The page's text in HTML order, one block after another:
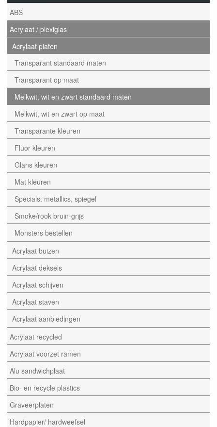
ABS
Acrylaat / plexiglas
Acrylaat platen
Transparant standaard maten
Transparant op maat
Melkwit, wit en zwart standaard maten
Melkwit, wit en zwart op maat
Transparante kleuren
Fluor kleuren
Glans kleuren
Mat kleuren
Specials: metallics, spiegel
Smoke/rook bruin-grijs
Monsters bestellen
Acrylaat buizen
Acrylaat deksels
Acrylaat schijven
Acrylaat staven
Acrylaat aanbiedingen
Acrylaat recycled
Acrylaat voorzet ramen
Alu sandwichplaat
Bio- en recycle plastics
Graveerplaten
Hardpapier/ hardweefsel